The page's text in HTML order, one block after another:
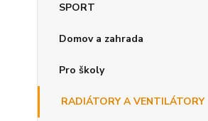
SPORT
Domov a zahrada
Pro školy
RADIÁTORY A VENTILÁTORY